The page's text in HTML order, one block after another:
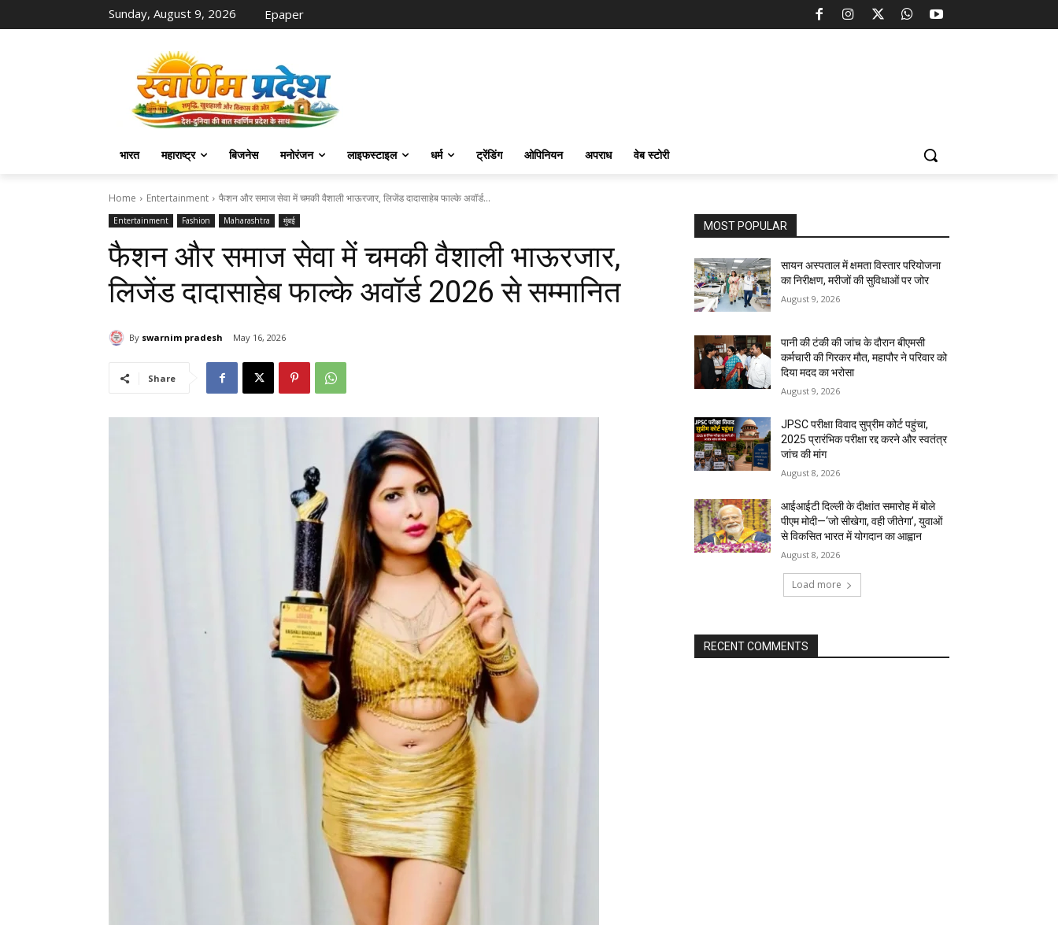
Sunday, August 9, 2026 Epaper
भारत महाराष्ट्र बिजनेस मनोरंजन लाइफस्‍टाइल धर्म ट्रेंडिंग ओपिनियन अपराध वेब स्टोरी
Home Entertainment फैशन और समाज सेवा में चमकी वैशाली भाऊरजार, लिजेंड दादासाहेब फाल्के अवॉर्ड...
Entertainment Fashion Maharashtra मुंबई
फैशन और समाज सेवा में चमकी वैशाली भाऊरजार,
लिजेंड दादासाहेब फाल्के अवॉर्ड 2026 से सम्मानित
By swarnim pradesh May 16, 2026
Share
MOST POPULAR
सायन अस्पताल में क्षमता विस्तार परियोजना
का निरीक्षण, मरीजों की सुविधाओं पर जोर
August 9, 2026
पानी की टंकी की जांच के दौरान बीएमसी
कर्मचारी की गिरकर मौत, महापौर ने परिवार को
दिया मदद का भरोसा
August 9, 2026
JPSC परीक्षा विवाद सुप्रीम कोर्ट पहुंचा,
2025 प्रारंभिक परीक्षा रद्द करने और स्वतंत्र
जांच की मांग
August 8, 2026
आईआईटी दिल्ली के दीक्षांत समारोह में बोले
पीएम मोदी—‘जो सीखेगा, वही जीतेगा’, युवाओं
से विकसित भारत में योगदान का आह्वान
August 8, 2026
Load more
RECENT COMMENTS